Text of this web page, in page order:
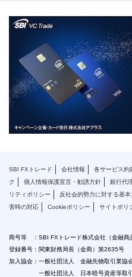
SBI FXトレード 会社情報 各サービス約
ク
個人情報保護宣言・勧誘方針 銀行代
リティポリシー
反社会的勢力に対する基本
害時の対応
Cookieポリシー サイトポリ
商号等 ：SBI FXトレード株式会社（金融商
登録番号：関東財務局長（金商）第2635号
加入協会：一般社団法人 金融先物取引業協
一般社団法人 日本暗号資産等取引